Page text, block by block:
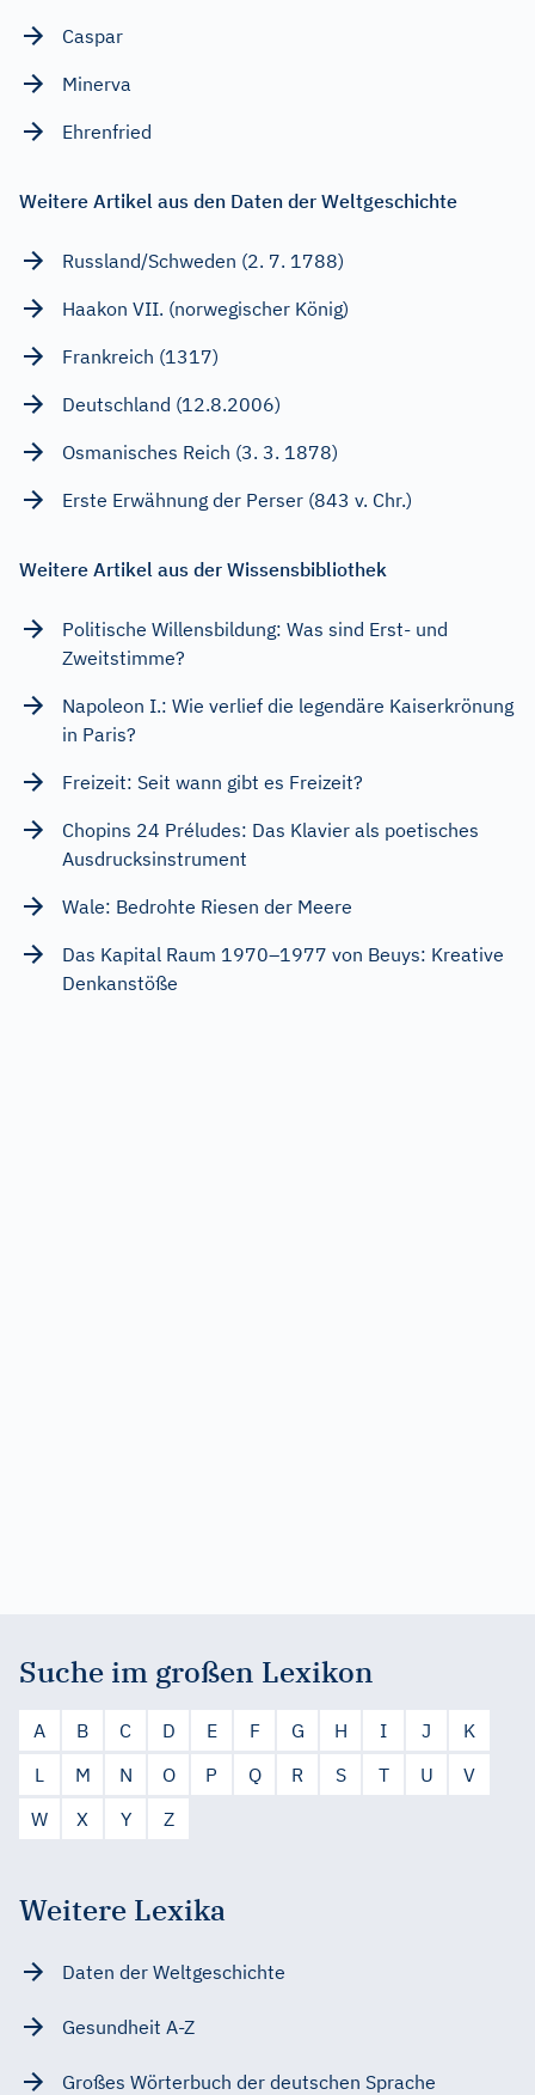
Caspar
Minerva
Ehrenfried
Weitere Artikel aus den Daten der Weltgeschichte
Russland/Schweden (2. 7. 1788)
Haakon VII. (norwegischer König)
Frankreich (1317)
Deutschland (12.8.2006)
Osmanisches Reich (3. 3. 1878)
Erste Erwähnung der Perser (843 v. Chr.)
Weitere Artikel aus der Wissensbibliothek
Politische Willensbildung: Was sind Erst- und
Zweitstimme?
Napoleon I.: Wie verlief die legendäre Kaiserkrönung
in Paris?
Freizeit: Seit wann gibt es Freizeit?
Chopins 24 Préludes: Das Klavier als poetisches
Ausdrucksinstrument
Wale: Bedrohte Riesen der Meere
Das Kapital Raum 1970–1977 von Beuys: Kreative
Denkanstöße
Suche im großen Lexikon
A B C D E F G H I J
K
L
M N O P Q R S T U
V
W
X Y Z
Weitere Lexika
Daten der Weltgeschichte
Gesundheit A-Z
Großes Wörterbuch der deutschen Sprache